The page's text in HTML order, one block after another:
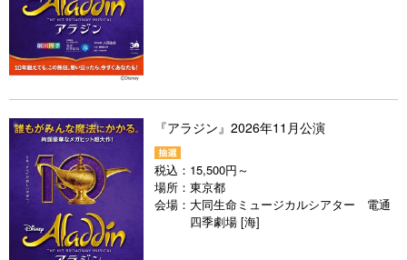
『アラジン』2026年11月公演
税込： 15,500円～
場所： 東京都
会場： 大同生命ミュージカルシアター 電通
四季劇場 [海]